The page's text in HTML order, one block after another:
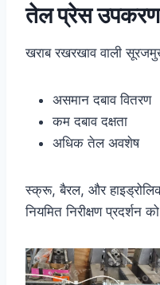
तेल प्रेस उपकरण
खराब रखरखाव वाली
असमान दबाव वितरण
कम दबाव दक्षता
अधिक तेल अवशेष
स्क्रू, बैरल, और
नियमित निरीक्षण प्रदर्शन